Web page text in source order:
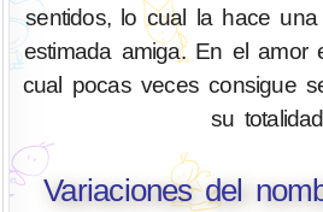
sentidos, lo cual la hace
estimada amiga. En el amor
cual pocas veces consigue
su
Variaciones del